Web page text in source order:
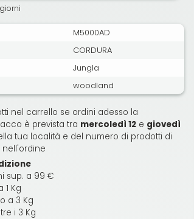
M5000AD
CORDURA
Jungla
woodland
nel carrello se ordini adesso la
è prevista tra mercoledì 12 e giovedì
tua località e del numero di prodotti di
nell'ordine
sup. a 99 €
1 Kg
a 3 Kg
i 3 Kg